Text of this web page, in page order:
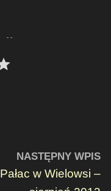
NASTĘPNY WPIS
Pałac w Wielowsi –